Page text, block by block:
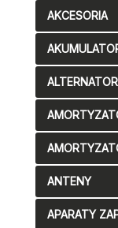
AKCESORIA
ANTENY
APARATY